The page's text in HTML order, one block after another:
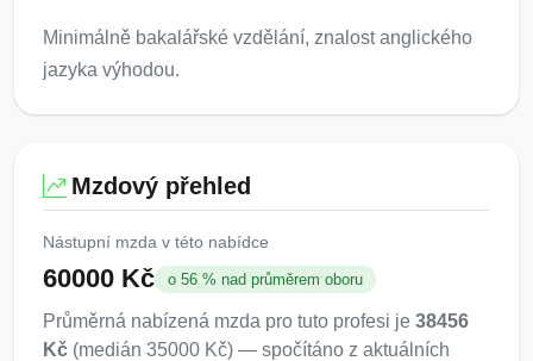
Minimálně bakalářské vzdělání, znalost anglického
jazyka výhodou.
Mzdový přehled
Nástupní mzda v této nabídce
60000 Kč o 56 % nad průměrem oboru
Průměrná nabízená mzda pro tuto profesi je 38456
Kč (medián 35000 Kč) — spočítáno z aktuálních